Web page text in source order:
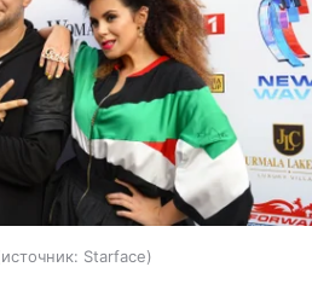
источник: Starface